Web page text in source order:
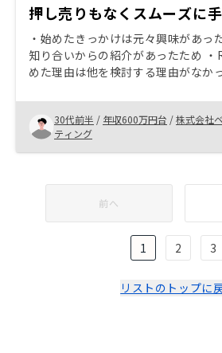
押し売りもなくスムーズに
・始めたきっかけは元々興味があっ
知り合いからの紹介があったため ・
めた理由は他を検討する理由がなか
手続きを進められるため、少しでも
にオススメしていきたい 紹介用のパンフレットや相手が
興味を持てるような資料があると紹
す。(すでにあれば教えて欲しいです)
30代前半 / 年収600万円台 /株式会社
ティング
前へ
1 2 3
リストのトップに